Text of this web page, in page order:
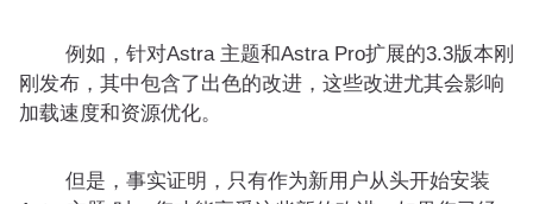
例如，针对Astra 主题和Astra Pro扩展的3.3版本刚
刚发布，其中包含了出色的改进，这些改进尤其会影响
加载速度和资源优化。
但是，事实证明，只有作为新用户从头开始安装